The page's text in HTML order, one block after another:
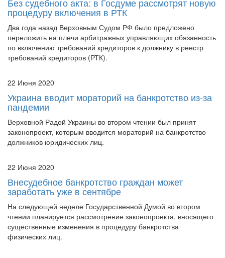
Два года назад Верховным Судом РФ было предложено
переложить на плечи арбитражных управляющих обязанность
по включению требований кредиторов к должнику в реестр
требований кредиторов (РТК).
22 Июня 2020
пандемии
Верховной Радой Украины во втором чтении был принят
законопроект, которым вводится мораторий на банкротство
должников юридических лиц.
22 Июня 2020
заработать уже в сентябре
На следующей неделе Государственной Думой во втором
чтении планируется рассмотрение законопроекта, вносящего
существенные изменения в процедуру банкротства
физических лиц.
19 Июня 2020